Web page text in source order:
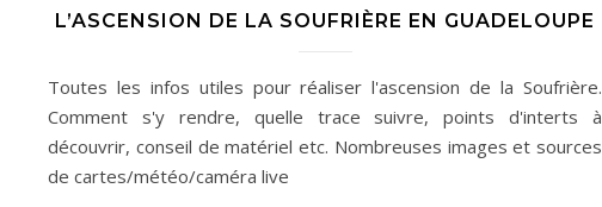
L’ASCENSION DE LA SOUFRIÈRE EN GUADELOUPE
Toutes les infos utiles pour réaliser l'ascension de la Soufrière.
Comment s'y rendre, quelle trace suivre, points d'interts à
découvrir, conseil de matériel etc. Nombreuses images et sources
de cartes/météo/caméra live